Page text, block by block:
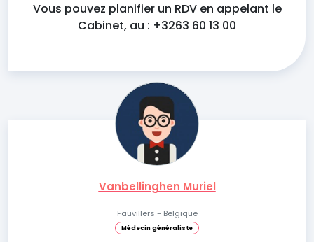
Vous pouvez planifier un RDV en appelant le
Cabinet, au : +3263 60 13 00
Vanbellinghen Muriel
Fauvillers - Belgique
Médecin généraliste